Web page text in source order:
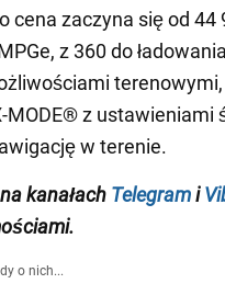
cena zaczyna się od 44
z 360 do
z ustawieniami
w terenie.
kanałach Telegrami
o nich...